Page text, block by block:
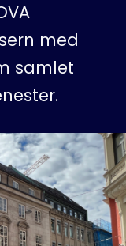
hos oss
med
samlet